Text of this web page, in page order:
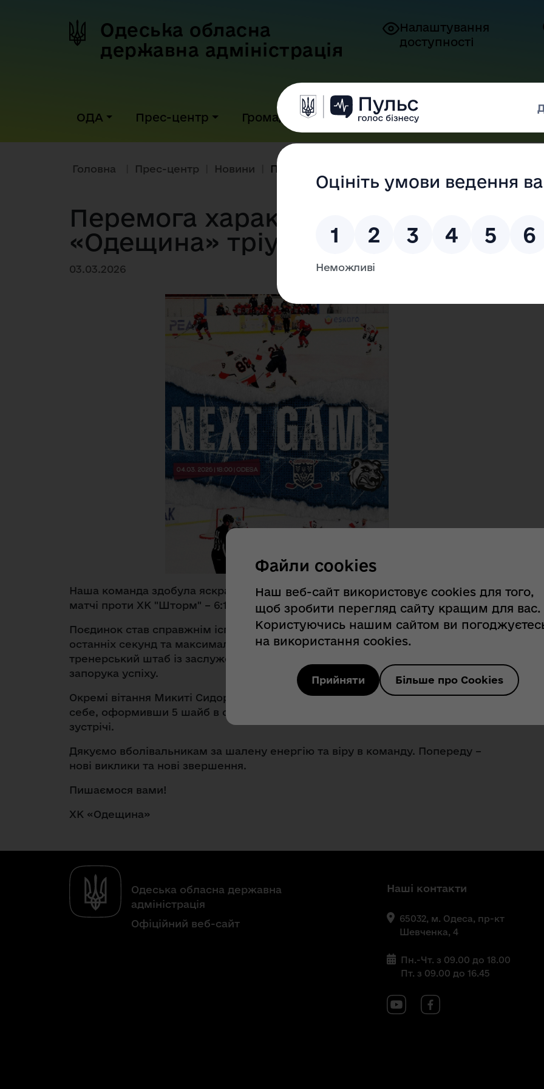
Одеська обласна
державна адміністрація
Налаштування
доступності
ОДА Прес-центр Громадянам Бізнесу
Головна Прес-центр Новини
Перемога характеру: ХК
«Одещина» тріумфує на виїзді!
03.03.2026
Наша команда здобула яскраву та результативну перемогу у виїзному
матчі проти ХК "Шторм" – 6:10!
Поєдинок став справжнім іспитом на міцність: високий темп, напруга до
останніх секунд та максимальна самовіддача. Вітаємо гравців і
тренерський штаб із заслуженим результатом! Ваша згуртованість –
запорука успіху.
Окремі вітання Микиті Сидоренку. Новачок команди гучно заявив про
себе, оформивши 5 шайб в одному матчі та ставши найкращим гравцем
зустрічі.
Дякуємо вболівальникам за шалену енергію та віру в команду. Попереду –
нові виклики та нові звершення.
Пишаємося вами!
ХК «Одещина»
Одеська обласна державна
адміністрація
Офіційний веб-сайт
Наші контакти
65032, м. Одеса, пр-кт
Шевченка, 4
Пн.-Чт. з 09.00 до 18.00
Пт. з 09.00 до 16.45
Файли cookies
Наш веб-сайт використовує cookies для того,
щоб зробити перегляд сайту кращим для вас.
Користуючись нашим сайтом ви
на використання cookies.
Прийняти Більше про Cookies